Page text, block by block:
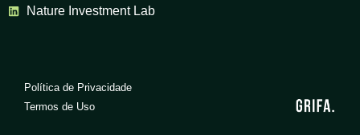
Nature Investment Lab
Política de Privacidade
Termos de Uso